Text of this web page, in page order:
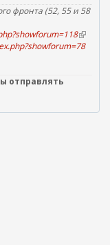
ы
к
а
я
с
ы
к
фронта (52, 55 и 58
(
в
я
отправлять